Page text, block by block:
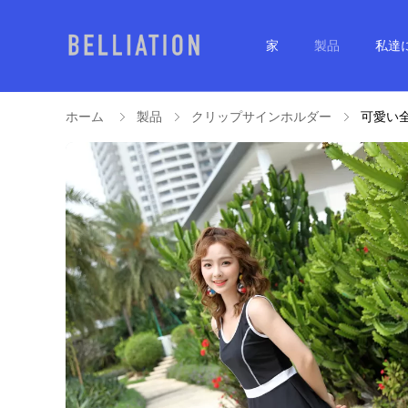
家 製品 私達
ホーム 製品 クリップサインホルダー 可愛い